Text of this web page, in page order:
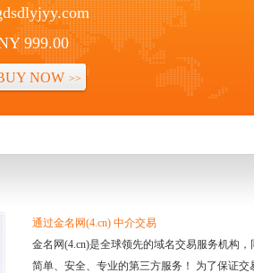
999.00
NOW >>
通过金名网(4.cn) 中介交易
金名网(4.cn)是全球领先的域名交易服务机构
简单、安全、专业的第三方服务！ 为了保证